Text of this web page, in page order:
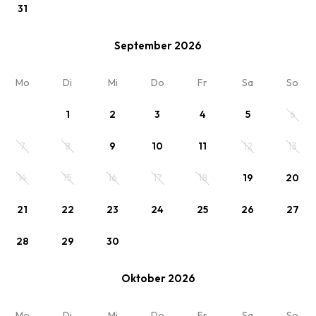
31
September 2026
Mo Di Mi Do Fr Sa So
1 2 3 4 5 6
7 8 9 10 11 12 13
14 15 16 17 18 19 20
21 22 23 24 25 26 27
28 29 30
Oktober 2026
Ihr Aufenthalt